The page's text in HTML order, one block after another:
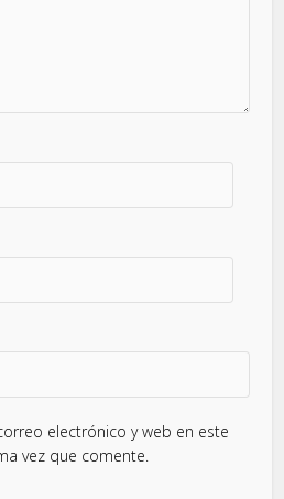
electrónico y web en este
vez que comente.